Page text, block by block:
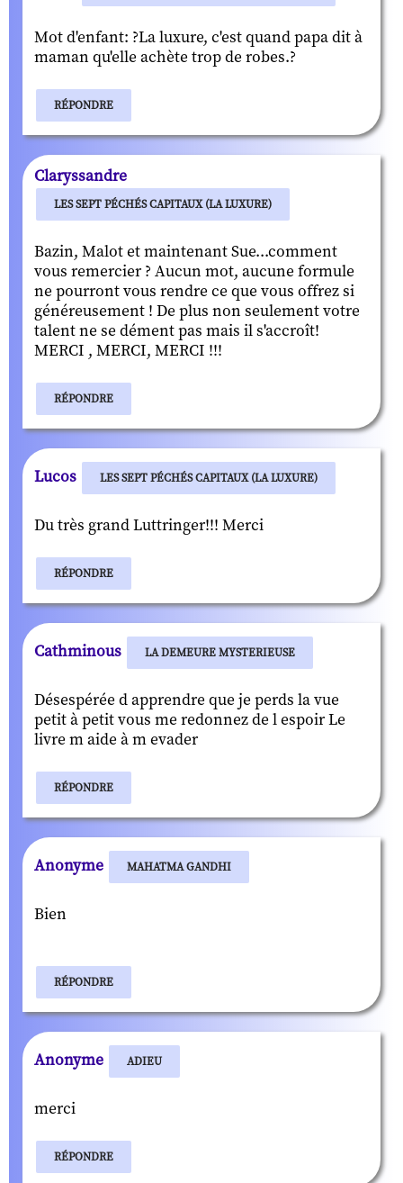
Mot d'enfant: ?La luxure, c'est quand papa dit à
maman qu'elle achète trop de robes.?
RÉPONDRE
Claryssandre
LES SEPT PÉCHÉS CAPITAUX (LA LUXURE)
Bazin, Malot et maintenant Sue...comment
vous remercier ? Aucun mot, aucune formule
ne pourront vous rendre ce que vous offrez si
généreusement ! De plus non seulement votre
talent ne se dément pas mais il s'accroît!
MERCI , MERCI, MERCI !!!
RÉPONDRE
Lucos LES SEPT PÉCHÉS CAPITAUX (LA LUXURE)
Du très grand Luttringer!!! Merci
RÉPONDRE
Cathminous LA DEMEURE MYSTERIEUSE
Désespérée d apprendre que je perds la vue
petit à petit vous me redonnez de l espoir Le
livre m aide à m evader
RÉPONDRE
Anonyme MAHATMA GANDHI
Bien
RÉPONDRE
Anonyme ADIEU
merci
RÉPONDRE